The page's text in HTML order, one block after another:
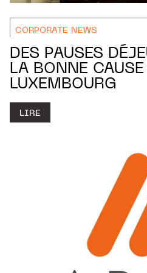
CORPORATE NEWS
DES PAUSES
LA BONNE
LUXEMBOURG
LIRE